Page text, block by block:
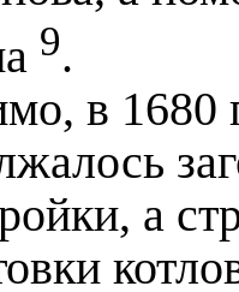
9.
в 1680
а